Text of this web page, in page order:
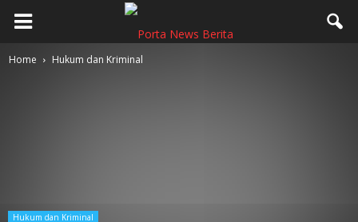
Home Hukum dan Kriminal
Hukum dan Kriminal